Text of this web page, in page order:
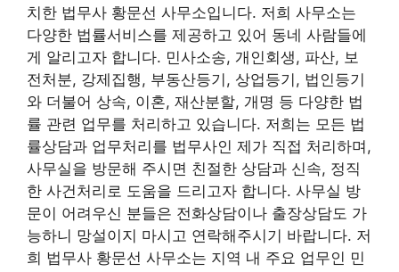
치한 법무사 황문선 사무소입니다. 저희 사무소는
다양한 법률서비스를 제공하고 있어 동네 사람들에
게 알리고자 합니다. 민사소송, 개인회생, 파산, 보
전처분, 강제집행, 부동산등기, 상업등기, 법인등기
와 더불어 상속, 이혼, 재산분할, 개명 등 다양한 법
률 관련 업무를 처리하고 있습니다. 저희는 모든 법
률상담과 업무처리를 법무사인 제가 직접 처리하며,
사무실을 방문해 주시면 친절한 상담과 신속, 정직
한 사건처리로 도움을 드리고자 합니다. 사무실 방
문이 어려우신 분들은 전화상담이나 출장상담도 가
능하니 망설이지 마시고 연락해주시기 바랍니다. 저
희 법무사 황문선 사무소는 지역 내 주요 업무인 민